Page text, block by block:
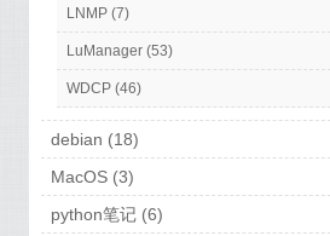
LNMP (7)
LuManager (53)
WDCP (46)
debian (18)
MacOS (3)
python笔记 (6)